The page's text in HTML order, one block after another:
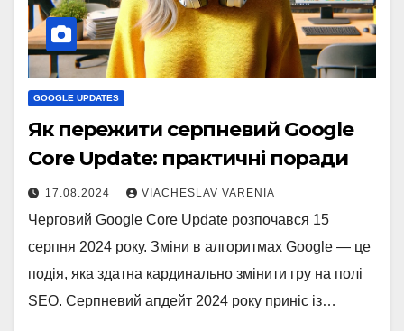
GOOGLE UPDATES
Як пережити серпневий Google
Core Update: практичні поради
17.08.2024 VIACHESLAV VARENIA
Черговий Google Core Update розпочався 15
серпня 2024 року. Зміни в алгоритмах Google — це
подія, яка здатна кардинально змінити гру на полі
SEO. Серпневий апдейт 2024 року приніс із…